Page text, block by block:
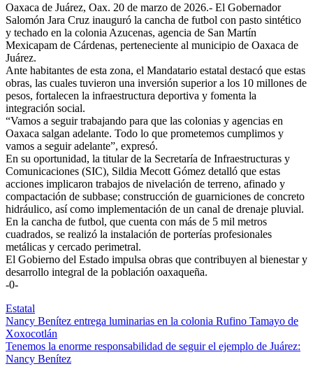
Oaxaca de Juárez, Oax. 20 de marzo de 2026.- El Gobernador
Salomón Jara Cruz inauguró la cancha de futbol con pasto sintético
y techado en la colonia Azucenas, agencia de San Martín
Mexicapam de Cárdenas, perteneciente al municipio de Oaxaca de
Juárez.
Ante habitantes de esta zona, el Mandatario estatal destacó que estas
obras, las cuales tuvieron una inversión superior a los 10 millones de
pesos, fortalecen la infraestructura deportiva y fomenta la
integración social.
“Vamos a seguir trabajando para que las colonias y agencias en
Oaxaca salgan adelante. Todo lo que prometemos cumplimos y
vamos a seguir adelante”, expresó.
En su oportunidad, la titular de la Secretaría de Infraestructuras y
Comunicaciones (SIC), Sildia Mecott Gómez detalló que estas
acciones implicaron trabajos de nivelación de terreno, afinado y
compactación de subbase; construcción de guarniciones de concreto
hidráulico, así como implementación de un canal de drenaje pluvial.
En la cancha de futbol, que cuenta con más de 5 mil metros
cuadrados, se realizó la instalación de porterías profesionales
metálicas y cercado perimetral.
El Gobierno del Estado impulsa obras que contribuyen al bienestar y
desarrollo integral de la población oaxaqueña.
-0-
Estatal
Navegación
de
entradas
Nancy Benítez entrega luminarias en la colonia Rufino Tamayo de
Xoxocotlán
Tenemos la enorme responsabilidad de seguir el ejemplo de Juárez:
Nancy Benítez